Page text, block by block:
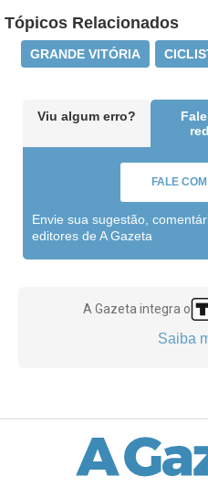
Tópicos Relacionados
GRANDE VITÓRIA
Viu algum erro?
FALE
Envie sua sugestão,
editores de A Gazeta
A Gazeta integra o
Saiba